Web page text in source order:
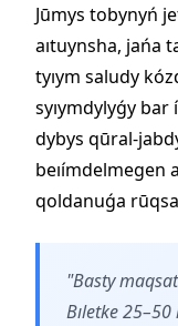
Jūmys tobynyń
aıtuynsha, jańa
tyıym saludy
syıymdylyǵy bar
dybys qūral-
beıímdelmegen
qoldanuǵa
"Basty
Bıletke